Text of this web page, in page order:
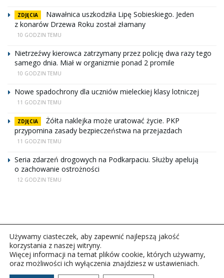
ZDJĘCIA
Nawałnica uszkodziła Lipę Sobieskiego. Jeden
z konarów Drzewa Roku został złamany
10 GODZIN TEMU
Nietrzeźwy kierowca zatrzymany przez policję dwa razy tego
samego dnia. Miał w organizmie ponad 2 promile
10 GODZIN TEMU
Nowe spadochrony dla uczniów mieleckiej klasy lotniczej
11 GODZIN TEMU
ZDJĘCIA
Żółta naklejka może uratować życie. PKP
przypomina zasady bezpieczeństwa na przejazdach
11 GODZIN TEMU
Seria zdarzeń drogowych na Podkarpaciu. Służby apelują
o zachowanie ostrożności
12 GODZIN TEMU
Copyright © 2026Polskie Radio Rzeszów S.A. w likwidacj.
Używamy ciasteczek, aby zapewnić najlepszą jakość
korzystania z naszej witryny.
Więcej informacji na temat plików cookie, których używamy,
oraz możliwości ich wyłączenia znajdziesz w ustawieniach.